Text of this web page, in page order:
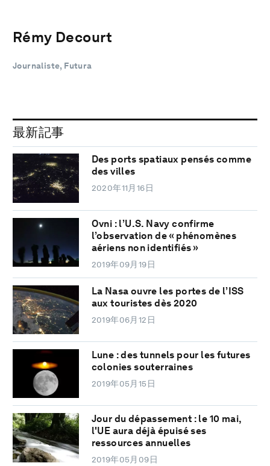
Rémy Decourt
Journaliste, Futura
最新記事
Des ports spatiaux pensés comme
des villes
2020年11月16日
Ovni : l’U.S. Navy confirme
l’observation de « phénomènes
aériens non identifiés »
2019年09月19日
La Nasa ouvre les portes de l’ISS
aux touristes dès 2020
2019年06月12日
Lune : des tunnels pour les futures
colonies souterraines
2019年05月15日
Jour du dépassement : le 10 mai,
l'UE aura déjà épuisé ses
ressources annuelles
2019年05月09日